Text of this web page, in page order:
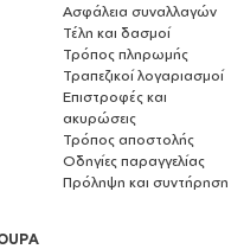
Ασφάλεια συναλλαγών
Τέλη και δασμοί
Τρόπος πληρωμής
Τραπεζικοί λογαριασμοί
Επιστροφές και
ακυρώσεις
Τρόπος αποστολής
Οδηγίες παραγγελίας
Πρόληψη και συντήρηση